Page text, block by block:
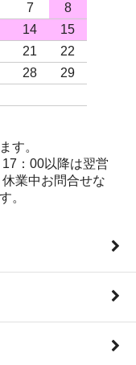
7
8
14
15
21
22
28
29
す。
：00以降は翌営
業中お問合せな
。